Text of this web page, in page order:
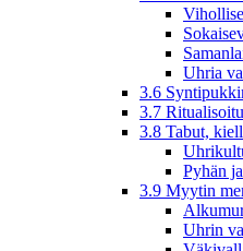
Uhria
3.6
3.7
3.8 Tabut,
Pyhän
3.9 Myytin
Uhrin